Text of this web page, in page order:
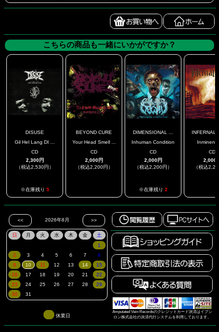
こちらの商品も一緒にいかがですか？
DISUSE
Gil Hel Lang DI ...
CD
2,300円
（税込2,530円）
※在庫残り 5
BEYOND CURE
Your Head Smell ...
CD
2,000円
（税込2,200円）
DIMENSIONAL ...
Inhuman Condition
CD
2,000円
（税込2,200円）
※在庫残り 2
INFERNAL
Inminent
CD
2,000
（税込
Amputated Vein Recordsのクレジットカード決済はイプシ
ロン株式会社の決済代行システムを利用しております。
休業日